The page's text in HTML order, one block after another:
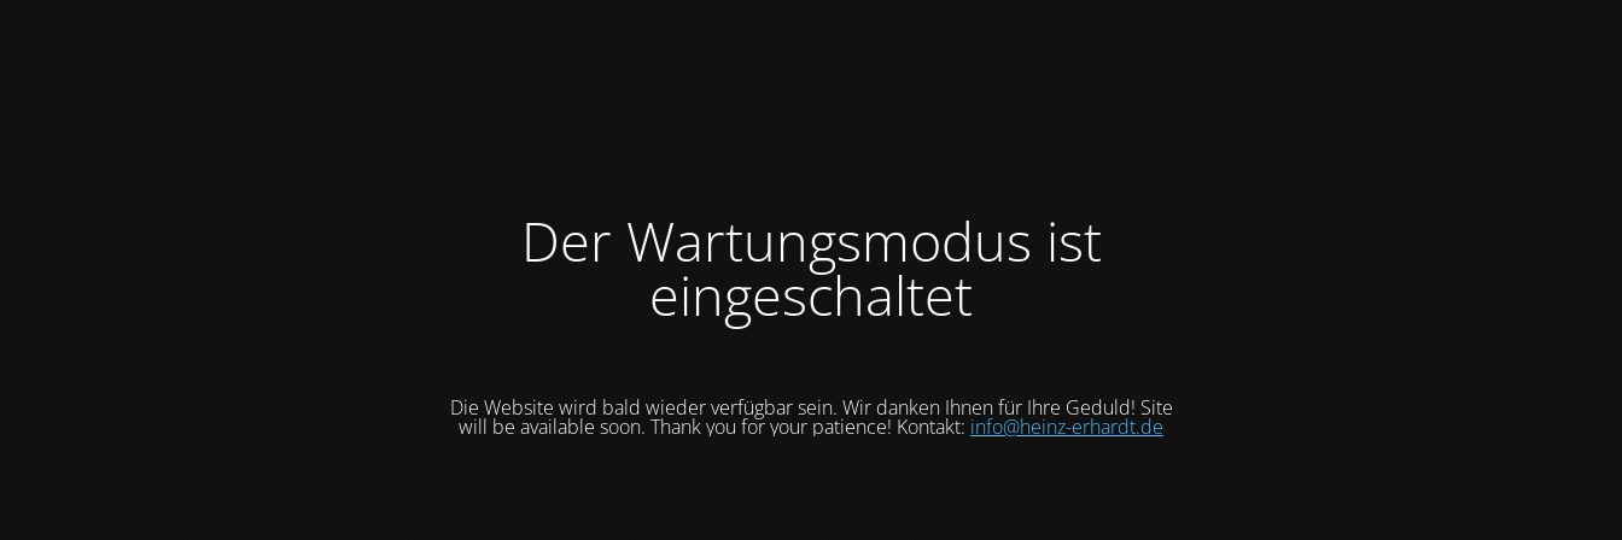
Der Wartungsmodus ist
eingeschaltet
Die Website wird bald wieder verfügbar sein. Wir danken Ihnen für Ihre Geduld! Site
will be available soon. Thank you for your patience! Kontakt: info@heinz-erhardt.de